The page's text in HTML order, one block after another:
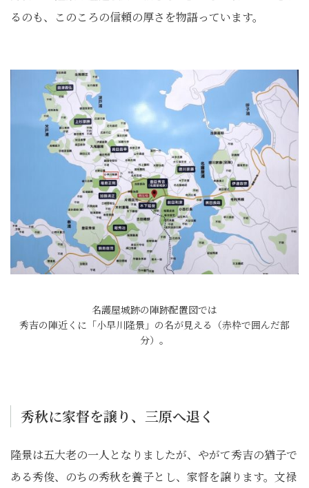
るのも、このころの信頼の厚さを物語っています。
名護屋城跡の陣跡配置図では
秀吉の陣近くに「小早川隆景」の名が見える（赤枠で囲んだ部
分）。
秀秋に家督を譲り、三原へ退く
隆景は五大老の一人となりましたが、やがて秀吉の猶子で
ある秀俊、のちの秀秋を養子とし、家督を譲ります。文禄